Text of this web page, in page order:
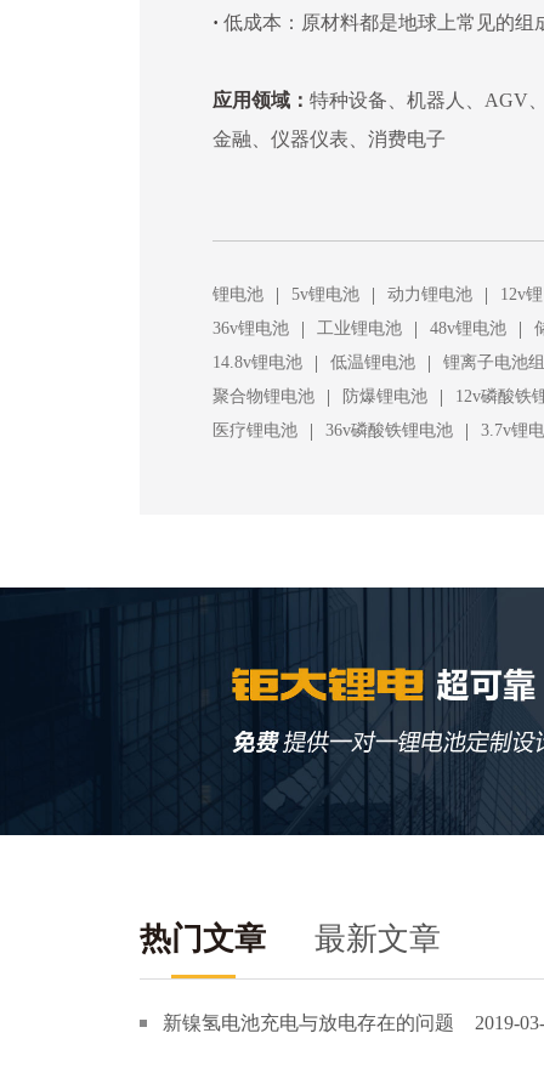
· 低成本：原材料都是地球上常见的组
应用领域： 特种设备、机器人、AGV
金融、仪器仪表、消费电子
锂电池 | 5v锂电池 | 动力锂电池 |
12v
36v锂电池
| 工业锂电池 | 48v锂电池 |
14.8v锂电池
| 低温锂电池 |
锂离子电池组
聚合物锂电池
| 防爆锂电池 |
12v磷酸铁
医疗锂电池
| 36v磷酸铁锂电池 | 3.7v锂
热门文章 最新文章
新镍氢电池充电与放电存在的问题 2019-